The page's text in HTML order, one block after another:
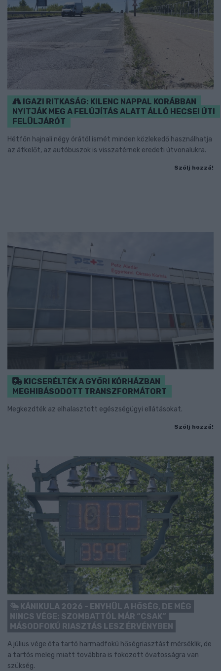
IGAZI RITKASÁG: KILENC NAPPAL KORÁBBAN
NYITJÁK MEG A FELÚJÍTÁS ALATT ÁLLÓ HECSEI ÚTI
FELÜLJÁRÓT
Hétfőn hajnali négy órától ismét minden közlekedő használhatja
az átkelőt, az autóbuszok is visszatérnek eredeti útvonalukra.
Szólj hozzá!
KICSERÉLTÉK A GYŐRI KÓRHÁZBAN
MEGHIBÁSODOTT TRANSZFORMÁTORT
Megkezdték az elhalasztott egészségügyi ellátásokat.
Szólj hozzá!
KÁNIKULA 2026 - ENYHÜL A HŐSÉG, DE MÉG
NINCS VÉGE: SZOMBATTÓL MÁR “CSAK”
MÁSODFOKÚ RIASZTÁS LESZ ÉRVÉNYBEN
A július vége óta tartó harmadfokú hőségriasztást mérséklik, de
a tartós meleg miatt továbbra is fokozott óvatosságra van
szükség.